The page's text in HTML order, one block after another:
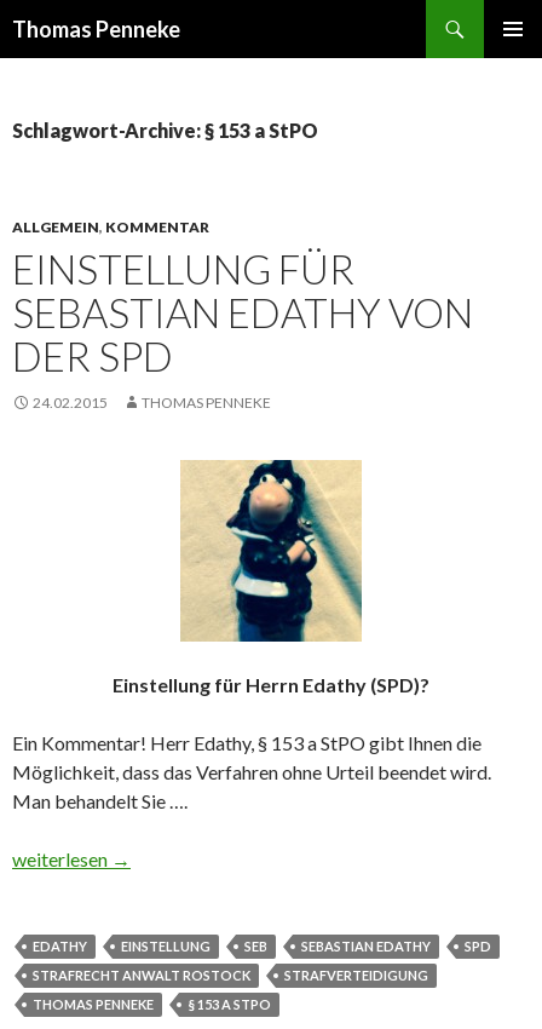
Thomas Penneke
Schlagwort-Archive: § 153 a StPO
ALLGEMEIN, KOMMENTAR
EINSTELLUNG FÜR
SEBASTIAN EDATHY VON
DER SPD
24.02.2015 THOMAS PENNEKE
Einstellung für Herrn Edathy (SPD)?
Ein Kommentar! Herr Edathy, § 153 a StPO gibt Ihnen die
Möglichkeit, dass das Verfahren ohne Urteil beendet wird.
Man behandelt Sie ….
Einstellung für Sebastian Edathy von der SPD
weiterlesen →
EDATHY EINSTELLUNG SEB SEBASTIAN EDATHY
SPD
STRAFRECHT ANWALT ROSTOCK
STRAFVERTEIDIGUNG
THOMAS PENNEKE
§ 153 A STPO